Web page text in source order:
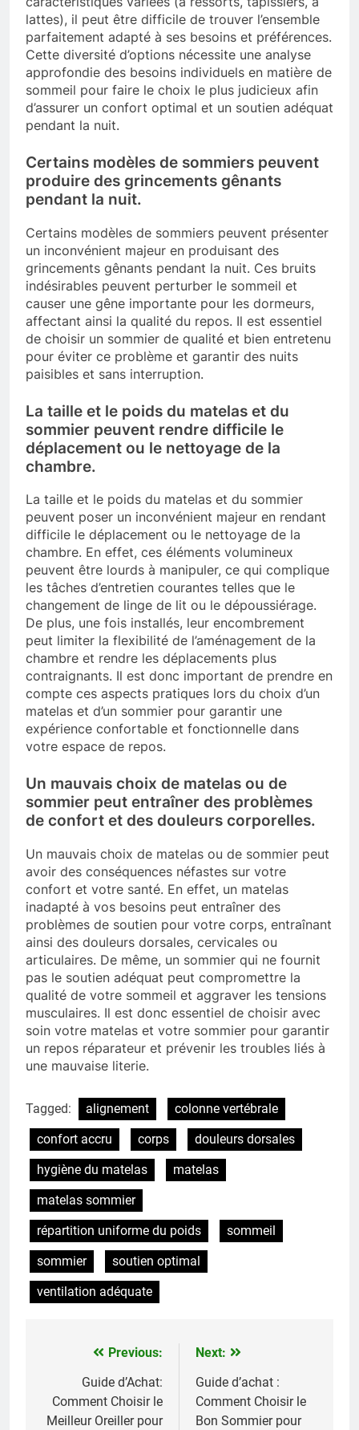
lattes), il peut être difficile de trouver l’ensemble
parfaitement adapté à ses besoins et préférences.
Cette diversité d’options nécessite une analyse
approfondie des besoins individuels en matière de
sommeil pour faire le choix le plus judicieux afin
d’assurer un confort optimal et un soutien adéquat
pendant la nuit.
Certains modèles de sommiers peuvent
produire des grincements gênants
pendant la nuit.
Certains modèles de sommiers peuvent présenter
un inconvénient majeur en produisant des
grincements gênants pendant la nuit. Ces bruits
indésirables peuvent perturber le sommeil et
causer une gêne importante pour les dormeurs,
affectant ainsi la qualité du repos. Il est essentiel
de choisir un sommier de qualité et bien entretenu
pour éviter ce problème et garantir des nuits
paisibles et sans interruption.
La taille et le poids du matelas et du
sommier peuvent rendre difficile le
déplacement ou le nettoyage de la
chambre.
La taille et le poids du matelas et du sommier
peuvent poser un inconvénient majeur en rendant
difficile le déplacement ou le nettoyage de la
chambre. En effet, ces éléments volumineux
peuvent être lourds à manipuler, ce qui complique
les tâches d’entretien courantes telles que le
changement de linge de lit ou le dépoussiérage.
De plus, une fois installés, leur encombrement
peut limiter la flexibilité de l’aménagement de la
chambre et rendre les déplacements plus
contraignants. Il est donc important de prendre en
compte ces aspects pratiques lors du choix d’un
matelas et d’un sommier pour garantir une
expérience confortable et fonctionnelle dans
votre espace de repos.
Un mauvais choix de matelas ou de
sommier peut entraîner des problèmes
de confort et des douleurs corporelles.
Un mauvais choix de matelas ou de sommier peut
avoir des conséquences néfastes sur votre
confort et votre santé. En effet, un matelas
inadapté à vos besoins peut entraîner des
problèmes de soutien pour votre corps, entraînant
ainsi des douleurs dorsales, cervicales ou
articulaires. De même, un sommier qui ne fournit
pas le soutien adéquat peut compromettre la
qualité de votre sommeil et aggraver les tensions
musculaires. Il est donc essentiel de choisir avec
soin votre matelas et votre sommier pour garantir
un repos réparateur et prévenir les troubles liés à
une mauvaise literie.
Tagged: alignement
colonne vertébrale
confort accru
corps
douleurs dorsales
hygiène du matelas
matelas
matelas sommier
répartition uniforme du poids
sommeil
sommier
soutien optimal
ventilation adéquate
Navigation
l’article
Previous:
Guide d’Achat:
Comment Choisir le
Meilleur Oreiller pour
Next:
Guide d’achat :
Comment Choisir le
Bon Sommier pour